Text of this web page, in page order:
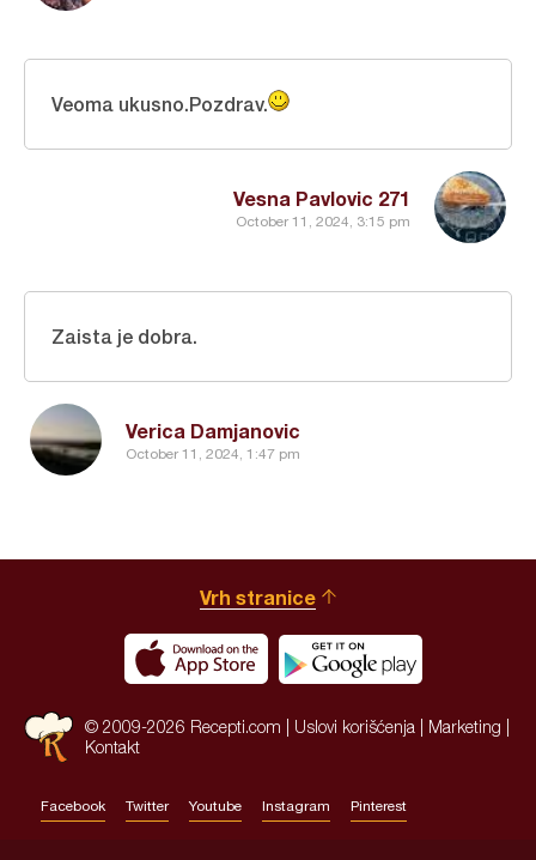
Vesna Pavlovic 271
October 11, 2024, 3:15 pm
Veoma ukusno.Pozdrav.
Verica Damjanovic
October 11, 2024, 1:47 pm
Zaista je dobra.
Vrh stranice
© 2009-2026 Recepti.com | Uslovi korišćenja Marketing
Kontakt
Facebook Twitter Youtube Instagram Pinterest